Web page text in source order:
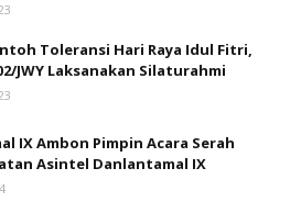
Toleransi Hari Raya Idul Fitri,
JWY Laksanakan Silaturahmi
IX Ambon Pimpin Acara Serah
Asintel Danlantamal IX